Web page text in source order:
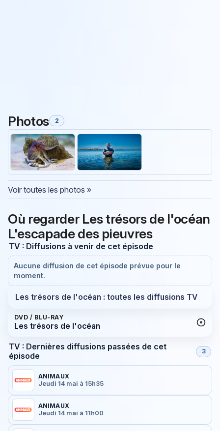
Photos 2
Voir toutes les photos »
Où regarder Les trésors de l'océan
L'escapade des pieuvres
TV : Diffusions à venir de cet épisode
Aucune diffusion de cet épisode prévue pour le
moment.
Les trésors de l'océan : toutes les diffusions TV
DVD / BLU-RAY
Les trésors de l'océan
TV : Dernières diffusions passées de cet
épisode
3
ANIMAUX
Jeudi 14 mai à 15h35
ANIMAUX
Jeudi 14 mai à 11h00